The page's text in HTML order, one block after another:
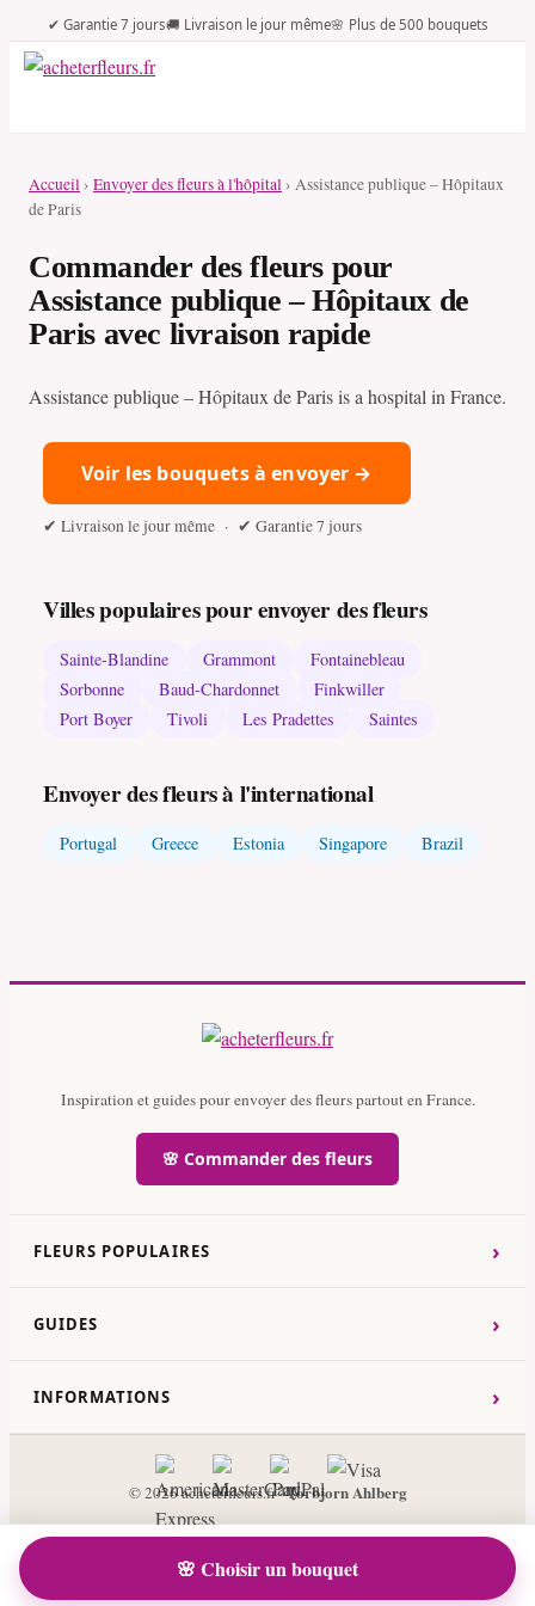
✔ Garantie 7 jours🚚 Livraison le jour même🌸 Plus de 500 bouquets
Accueil› Envoyer des fleurs à l'hôpital› Assistance publique – Hôpitaux
de Paris
Commander des fleurs pour
Assistance publique – Hôpitaux de
Paris avec livraison rapide
Assistance publique – Hôpitaux de Paris is a hospital in France.
Voir les bouquets à envoyer →
✔ Livraison le jour même · ✔ Garantie 7 jours
Villes populaires pour envoyer des fleurs
Sainte-Blandine Grammont
Fontainebleau
Sorbonne
Baud-Chardonnet
Finkwiller
Port Boyer
Tivoli Les Pradettes Saintes
Envoyer des fleurs à l'international
Portugal Greece Estonia Singapore Brazil
Inspiration et guides pour envoyer des fleurs partout en France.
🌸 Commander des fleurs
FLEURS POPULAIRES ›
GUIDES ›
INFORMATIONS ›
© 2026 acheterfleurs.fr ·Torbjorn Ahlberg
🌸 Choisir un bouquet